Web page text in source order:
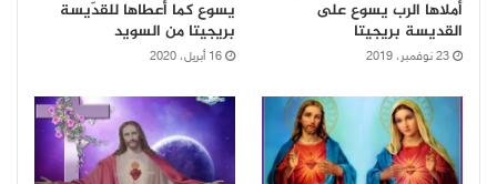
أملاها الرب يسوع على
القديسة بريجيتا
23 نوفمبر، 2019
يسوع كما أعطاها للقدّيسة
بريجيتا من السويد
16 أبريل، 2020